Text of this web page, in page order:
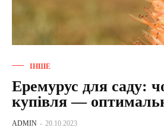
ІНШЕ
Еремурус для саду:
купівля —
ADMIN - 20.10.2023